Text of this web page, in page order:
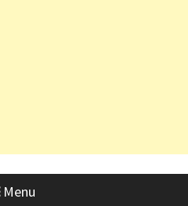
Menu